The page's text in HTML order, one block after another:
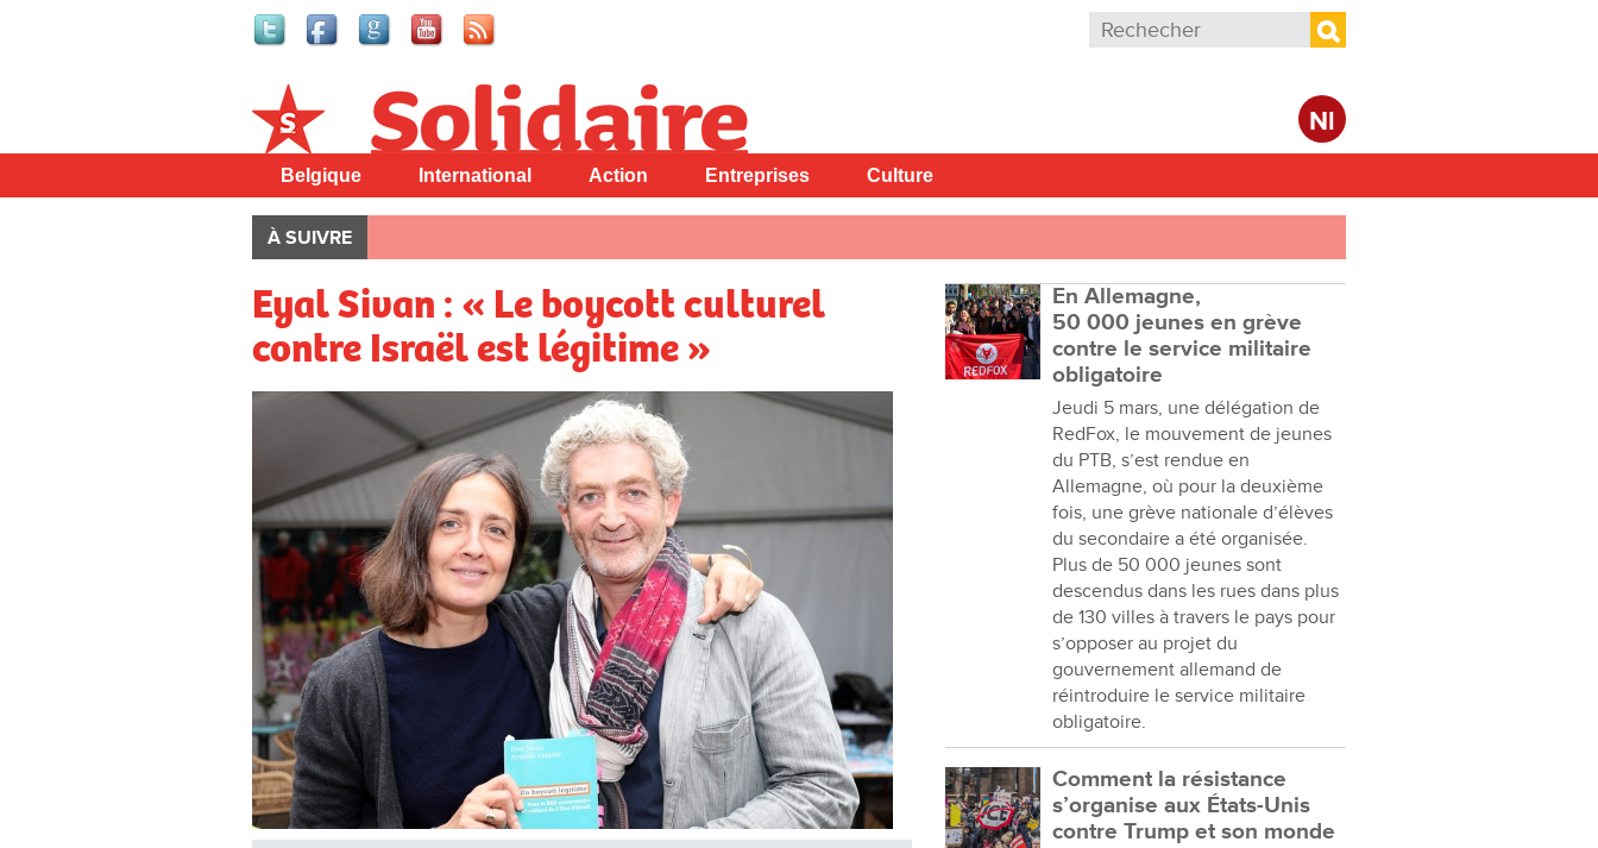
Formulaire de recherche
Rechercher
Nl
Solidaire
Belgique International Action Entreprises Culture
À SUIVRE
Eyal Sivan : « Le boycott culturel
contre Israël est légitime »
En Allemagne,
50 000 jeunes en grève
contre le service militaire
obligatoire
Jeudi 5 mars, une délégation de
RedFox, le mouvement de jeunes
du PTB, s’est rendue en
Allemagne, où pour la deuxième
fois, une grève nationale d’élèves
du secondaire a été organisée.
Plus de 50 000 jeunes sont
descendus dans les rues dans plus
de 130 villes à travers le pays pour
s’opposer au projet du
gouvernement allemand de
réintroduire le service militaire
obligatoire.
Comment la résistance
s’organise aux États-Unis
contre Trump et son monde